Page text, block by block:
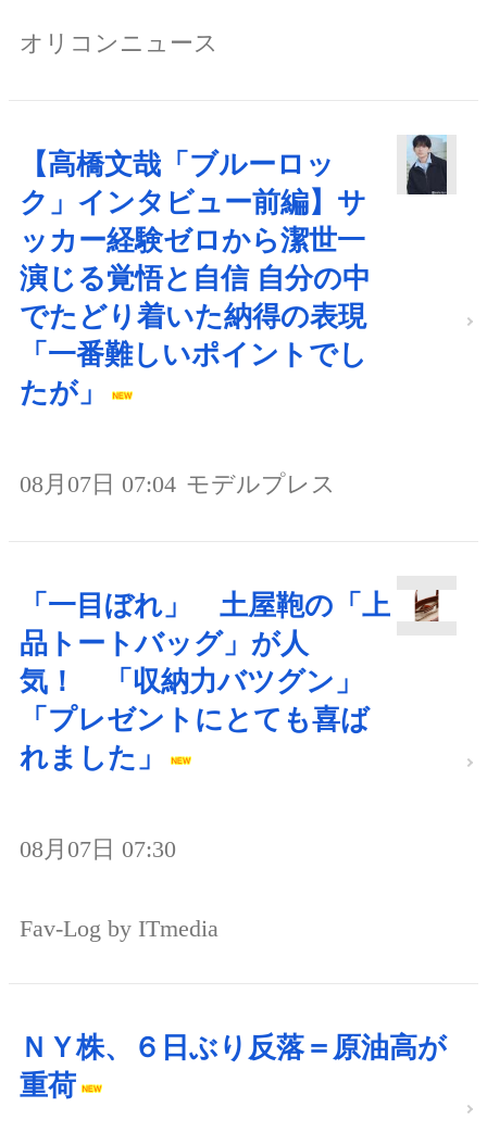
オリコンニュース
【高橋文哉「ブルーロッ
ク」インタビュー前編】サ
ッカー経験ゼロから潔世一
演じる覚悟と自信 自分の中
でたどり着いた納得の表現
「一番難しいポイントでし
たが」
08月07日 07:04 モデルプレス
「一目ぼれ」 土屋鞄の「上
品トートバッグ」が人
気！ 「収納力バツグン」
「プレゼントにとても喜ば
れました」
08月07日 07:30
Fav-Log by ITmedia
ＮＹ株、６日ぶり反落＝原油高が
重荷